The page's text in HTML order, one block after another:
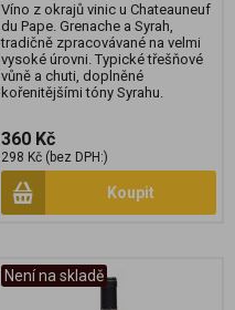
Víno z okrajů vinic u Chateauneuf
du Pape. Grenache a Syrah,
tradičně zpracovávané na velmi
vysoké úrovni. Typické třešňové
vůně a chuti, doplněné
kořenitějšími tóny Syrahu.
360 Kč
298 Kč (bez DPH:)
Koupit
Není na skladě